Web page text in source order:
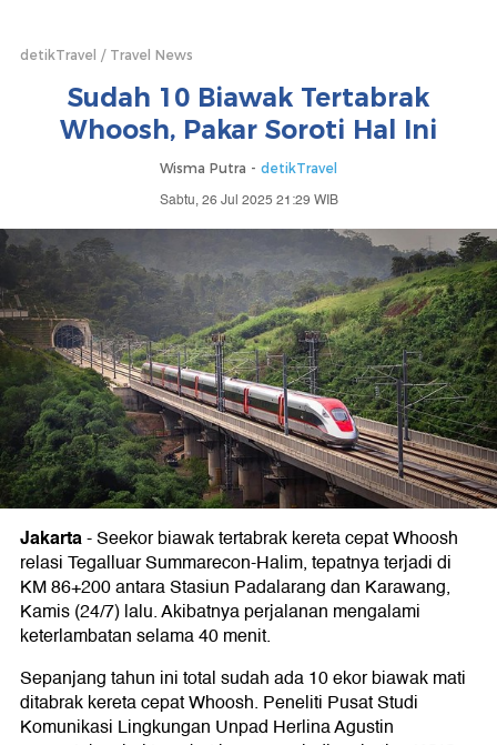
detikTravel Travel News
Sudah 10 Biawak Tertabrak
Whoosh, Pakar Soroti Hal Ini
Wisma Putra - detikTravel
Sabtu, 26 Jul 2025 21:29 WIB
Jakarta-Seekor biawak tertabrak kereta cepat Whoosh
relasi Tegalluar Summarecon-Halim, tepatnya terjadi di
KM 86+200 antara Stasiun Padalarang dan Karawang,
Kamis (24/7) lalu. Akibatnya perjalanan mengalami
keterlambatan selama 40 menit.
Sepanjang tahun ini total sudah ada 10 ekor biawak mati
ditabrak kereta cepat Whoosh. Peneliti Pusat Studi
Komunikasi Lingkungan Unpad Herlina Agustin